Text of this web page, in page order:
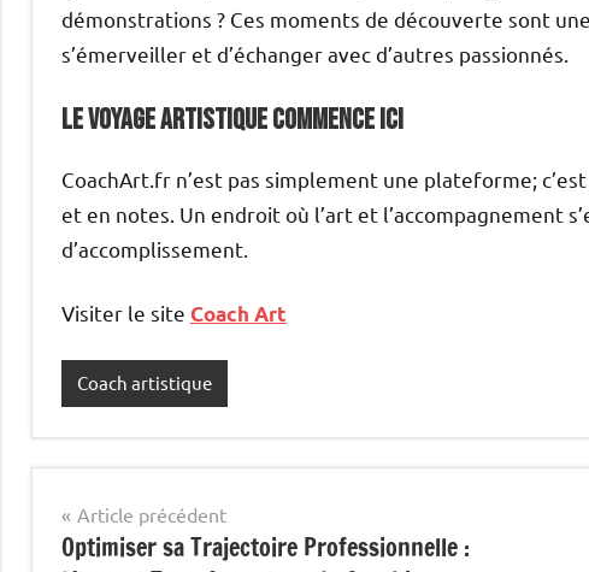
démonstrations ? Ces moments de découverte sont
s’émerveiller et d’échanger avec d’autres passionnés.
Le voyage artistique commence ici
CoachArt.fr n’est pas simplement une plateforme;
et en notes. Un endroit où l’art et l’accompagnement
d’accomplissement.
Visiter le site Coach Art
Coach artistique
Navigation
de
Article précédent
Optimiser sa Trajectoire Professionnelle :